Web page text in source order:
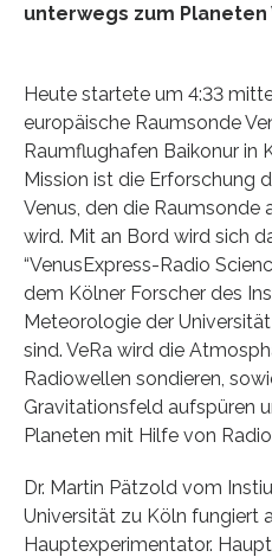
unterwegs zum Planeten
Heute startete um 4:33
europäische Raumsonde
Raumflughafen Baikonur in
Mission ist die Erforschung
Venus, den die
wird. Mit an Bord wird sich
“VenusExpress-Radio
dem Kölner Forscher des
Meteorologie der
sind. VeRa wird die
Radiowellen sondieren,
Gravitationsfeld aufspüren
Planeten mit Hilfe von
Dr. Martin Pätzold vom
Universität zu Köln fungiert
Hauptexperimentator.